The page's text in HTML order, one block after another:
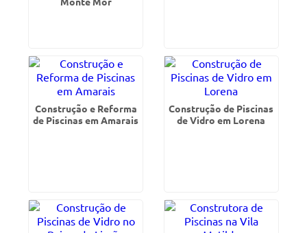
Construção e Reforma
de Piscinas em Amarais
Construção de Piscinas
de Vidro em Lorena